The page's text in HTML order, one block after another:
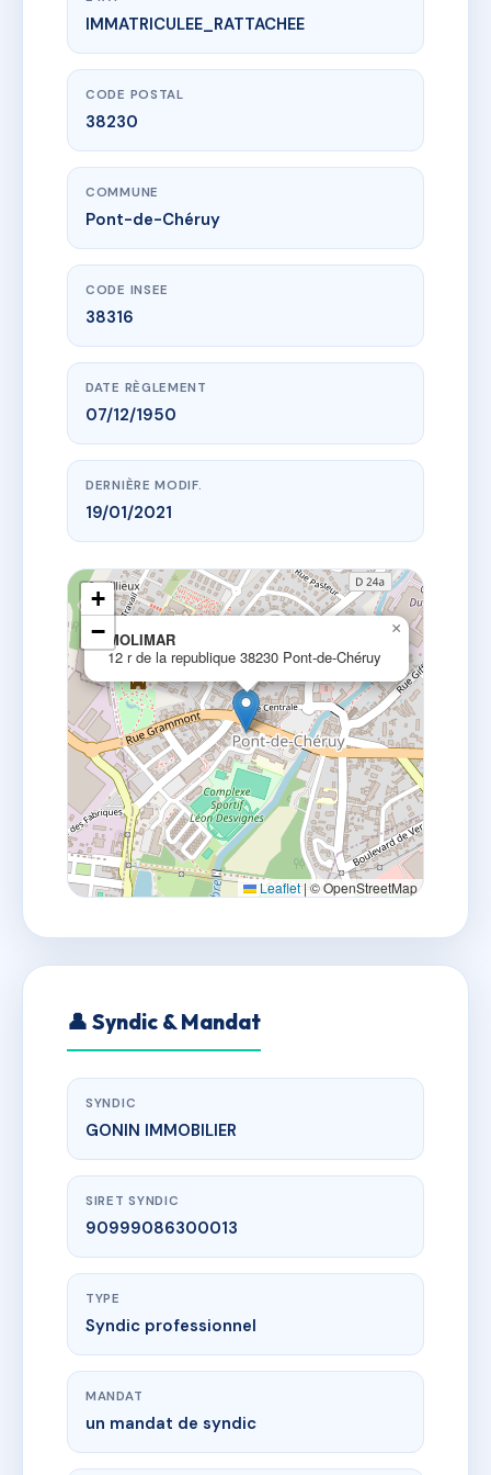
www.vme.plus/AG4502886
MOLIMAR
12 r de la republique
IMMATRICULEE_RATTACHEE
CODE POSTAL
38230
COMMUNE
Pont-de-Chéruy
CODE INSEE
38316
DATE RÈGLEMENT
07/12/1950
DERNIÈRE MODIF.
19/01/2021
MOLIMAR
12 r de la republique 38230 Pont-de-Chéruy
×
+
−
Leaflet |© OpenStreetMap
👤 Syndic & Mandat
SYNDIC
GONIN IMMOBILIER
SIRET SYNDIC
90999086300013
TYPE
Syndic professionnel
MANDAT
un mandat de syndic